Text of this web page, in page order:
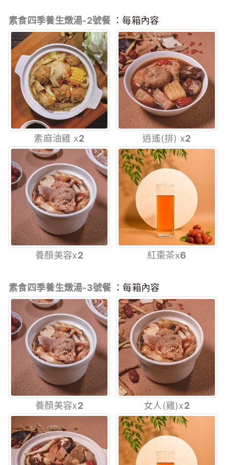
素食四季養生燉湯-2號餐 ：每箱內容
素麻油雞 x2 逍遙(排) x2
養顏美容x2 紅棗茶x6
素食四季養生燉湯-3號餐 ：每箱內容
養顏美容x2 女人(雞)x2